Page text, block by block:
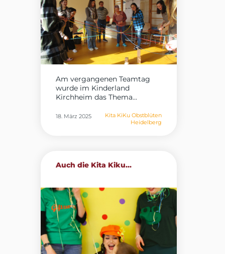
Am vergangenen Teamtag
wurde im Kinderland
Kirchheim das Thema...
18. März 2025
Kita KiKu Obstblüten
Heidelberg
Auch die Kita Kiku...